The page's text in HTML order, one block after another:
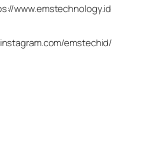
www.emstechnology.id
emstechid/